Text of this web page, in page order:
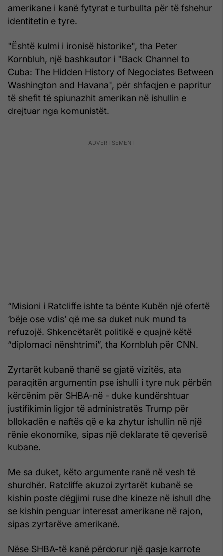
amerikane i kanë fytyrat e turbullta për të fshehur
identitetin e tyre.
"Është kulmi i ironisë historike", tha Peter
Kornbluh, një bashkautor i "Back Channel to
Cuba: The Hidden History of Negociates Between
Washington and Havana", për shfaqjen e papritur
të shefit të spiunazhit amerikan në ishullin e
drejtuar nga komunistët.
“Misioni i Ratcliffe ishte ta bënte Kubën një ofertë
‘bëje ose vdis’ që me sa duket nuk mund ta
refuzojë. Shkencëtarët politikë e quajnë këtë
“diplomaci nënshtrimi”, tha Kornbluh për CNN.
Zyrtarët kubanë thanë se gjatë vizitës, ata
paraqitën argumentin pse ishulli i tyre nuk përbën
kërcënim për SHBA-në - duke kundërshtuar
justifikimin ligjor të administratës Trump për
bllokadën e naftës që e ka zhytur ishullin në një
rënie ekonomike, sipas një deklarate të qeverisë
kubane.
Me sa duket, këto argumente ranë në vesh të
shurdhër. Ratcliffe akuzoi zyrtarët kubanë se
kishin poste dëgjimi ruse dhe kineze në ishull dhe
se kishin penguar interesat amerikane në rajon,
sipas zyrtarëve amerikanë.
Nëse SHBA-të kanë përdorur një qasje karrote